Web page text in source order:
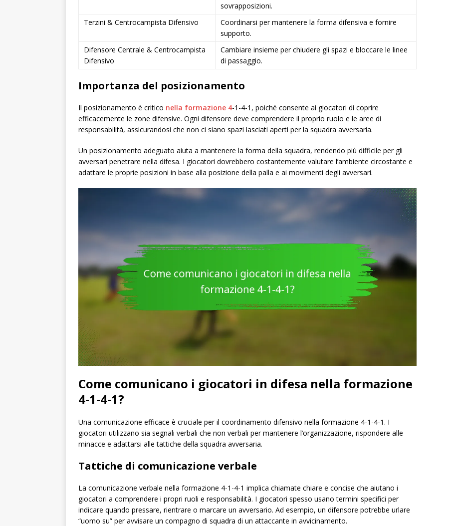
sovrapposizioni.
Terzini & Centrocampista Difensivo
Coordinarsi per mantenere la forma difensiva e fornire
supporto.
Difensore Centrale & Centrocampista
Difensivo
Cambiare insieme per chiudere gli spazi e bloccare le linee
di passaggio.
Importanza del posizionamento
Il posizionamento è critico nella formazione 4-1-4-1, poiché consente ai giocatori di coprire
efficacemente le zone difensive. Ogni difensore deve comprendere il proprio ruolo e le aree di
responsabilità, assicurandosi che non ci siano spazi lasciati aperti per la squadra avversaria.
Un posizionamento adeguato aiuta a mantenere la forma della squadra, rendendo più difficile per gli
avversari penetrare nella difesa. I giocatori dovrebbero costantemente valutare l’ambiente circostante e
adattare le proprie posizioni in base alla posizione della palla e ai movimenti degli avversari.
Come comunicano i giocatori in difesa nella formazione
4-1-4-1?
Una comunicazione efficace è cruciale per il coordinamento difensivo nella formazione 4-1-4-1. I
giocatori utilizzano sia segnali verbali che non verbali per mantenere l’organizzazione, rispondere alle
minacce e adattarsi alle tattiche della squadra avversaria.
Tattiche di comunicazione verbale
La comunicazione verbale nella formazione 4-1-4-1 implica chiamate chiare e concise che aiutano i
giocatori a comprendere i propri ruoli e responsabilità. I giocatori spesso usano termini specifici per
indicare quando pressare, rientrare o marcare un avversario. Ad esempio, un difensore potrebbe urlare
“uomo su” per avvisare un compagno di squadra di un attaccante in avvicinamento.